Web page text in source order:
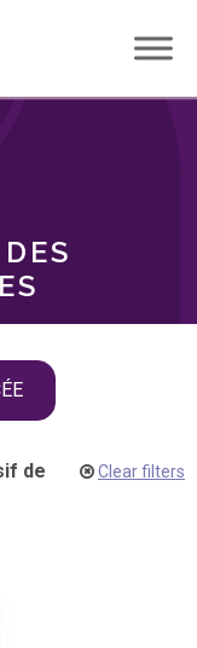
de
Clear filters